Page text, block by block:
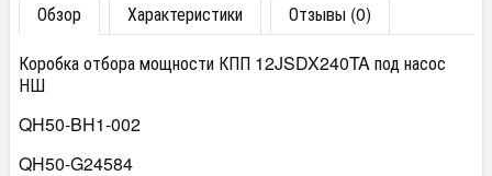
Обзор Характеристики
Отзывы (0)
Коробка отбора мощности КПП 12JSDX240TA под насос
НШ
QH50-BH1-002
QH50-G24584